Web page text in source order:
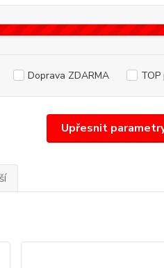
Upřesnit
Doprava ZDARMA